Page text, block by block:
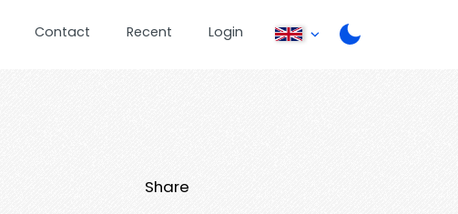
Contact Recent Login
Share